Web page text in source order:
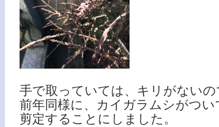
手で取っていては、キリがない
前年同様に、カイガラムシがつ
剪定することにしました。